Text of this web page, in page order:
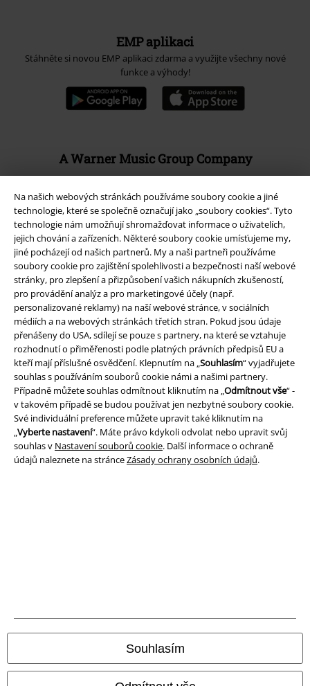
Na našich webových stránkách používáme soubory cookie a jiné
technologie, které se společně označují jako „soubory cookies“. Tyto
technologie nám umožňují shromažďovat informace o uživatelích,
jejich chování a zařízeních. Některé soubory cookie umísťujeme my,
jiné pocházejí od našich partnerů. My a naši partneři používáme
soubory cookie pro zajištění spolehlivosti a bezpečnosti naší webové
stránky, pro zlepšení a přizpůsobení vašich nákupních zkušeností,
pro provádění analýz a pro marketingové účely (např.
personalizované reklamy) na naší webové stránce, v sociálních
médiích a na webových stránkách třetích stran. Pokud jsou údaje
přenášeny do USA, sdílejí se pouze s partnery, na které se vztahuje
rozhodnutí o přiměřenosti podle platných právních předpisů EU a
kteří mají příslušné osvědčení. Klepnutím na „Souhlasím“ vyjadřujete
souhlas s používáním souborů cookie námi a našimi partnery.
Případně můžete souhlas odmítnout kliknutím na „Odmítnout vše“ -
v takovém případě se budou používat jen nezbytné soubory cookie.
Své individuální preference můžete upravit také kliknutím na
„Vyberte nastavení“. Máte právo kdykoli odvolat nebo upravit svůj
souhlas v Nastavení souborů cookie. Další informace o ochraně
údajů naleznete na stránceZásady ochrany osobních údajů.
Souhlasím
EMP aplikaci
Stáhněte si novou EMP aplikaci zdarma a využijte všechny nové
funkce a výhody!
A Warner Music Group Company
Právní informace
Podmínky
Prohlášení
Ochrana osobních údajů
Všechny ceny jsou včetně DPH, bezpoštovného a balného
© 1986-2026 EMP Merchandising